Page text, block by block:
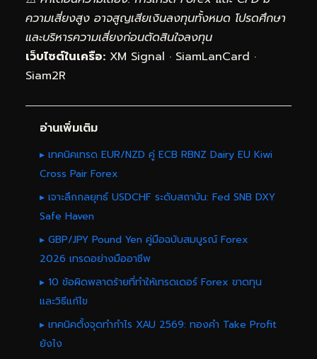
ความเสี่ยงสูง อาจสูญเสียเงินลงทุนทั้งหมด โปรดศึกษา
และบริหารความเสี่ยงก่อนตัดสินใจลงทุน
เว็บไซต์ในเครือ: XM Signal · SiamLanCard ·
Siam2R
อ่านเพิ่มเติม
▸ เทคนิคเทรด EUR/NZD คู่ ECB RBNZ Dairy EU Kiwi
Cross Pair Forex
▸ เจาะลึกกลยุทธ์ USDCHF ระดับสถาบัน: Fed SNB DXY
Safe Haven
▸ GBP/JPY Pound Yen คู่มือฉบับสมบูรณ์ Forex
2026 เทรดอย่างมืออาชีพ
▸ 10 ข้อผิดพลาดร้ายที่ทำให้เทรดเดอร์ Forex ขาดทุน
และวิธีแก้ไข
▸ เทคนิคตั้งจุดทำกำไร XAU 2569: ทองคำ Take Profit
ยังไง